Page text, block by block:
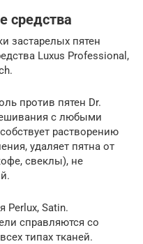
средства
застарелых пятен
Luxus Professional,
против пятен Dr.
с любыми
растворению
удаляет пятна от
свеклы), не
Perlux, Satin.
справляются со
типах тканей.